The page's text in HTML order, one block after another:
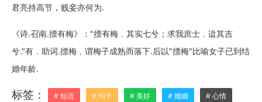
君亮持高节，贱妾亦何为.
《诗.召南.摽有梅》："摽有梅﹐其实七兮；求我庶士﹐迨其吉
兮."有﹐助词.摽梅﹐谓梅子成熟而落下.后以"摽梅"比喻女子已到结
婚年龄.
标签： # 短语 # 句子 # 美好 # 婚姻 # 心情